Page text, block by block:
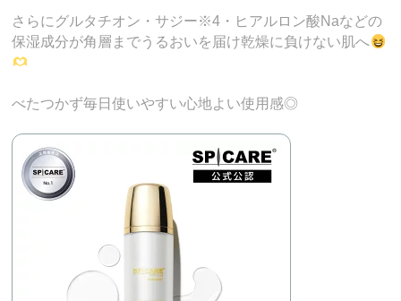
さらにグルタチオン・サジー※4・ヒアルロン酸Naなどの
保湿成分が角層までうるおいを届け乾燥に負けない肌へ
べたつかず毎日使いやすい心地よい使用感◎